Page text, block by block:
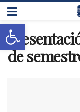
de
Abrir